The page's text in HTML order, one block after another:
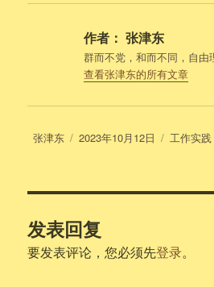
作者： 张津东
群而不党，和而不同，自由
查看张津东的所有文章
作
张津东
发
2023年10月12日
分
工作实践
发表回复
要发表评论，您必须先登录。